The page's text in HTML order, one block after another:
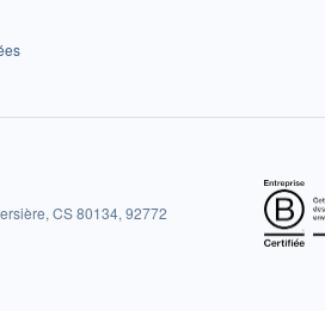
CS 80134, 92772